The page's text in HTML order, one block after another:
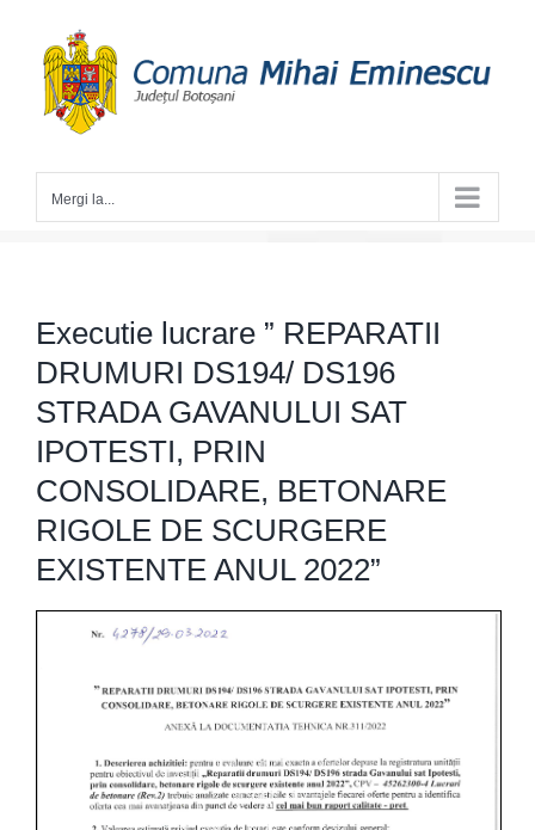
content
Mergi la...
Executie lucrare ” REPARATII
DRUMURI DS194/ DS196
STRADA GAVANULUI SAT
IPOTESTI, PRIN
CONSOLIDARE, BETONARE
RIGOLE DE SCURGERE
EXISTENTE ANUL 2022”